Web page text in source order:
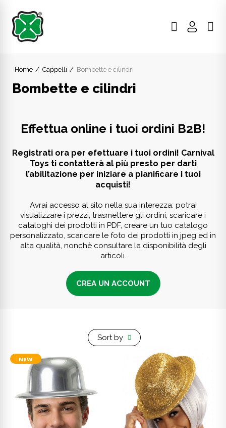
Bombette e cilindri
Home Cappelli Bombette e cilindri
Effettua online i tuoi ordini B2B!
Registrati ora per efettuare i tuoi ordini! Carnival
Toys ti contatterà al più presto per darti
l’abilitazione per iniziare a pianificare i tuoi
acquisti!
Avrai accesso al sito nella sua interezza: potrai
visualizzare i prezzi, trasmettere gli ordini, scaricare i
cataloghi dei prodotti in PDF, creare un tuo catalogo
personalizzato, scaricare le foto dei prodotti in jpeg ed in
alta qualità, nonchè consultare la disponibilità degli
articoli.
CREA UN ACCOUNT
Sort by
NEW